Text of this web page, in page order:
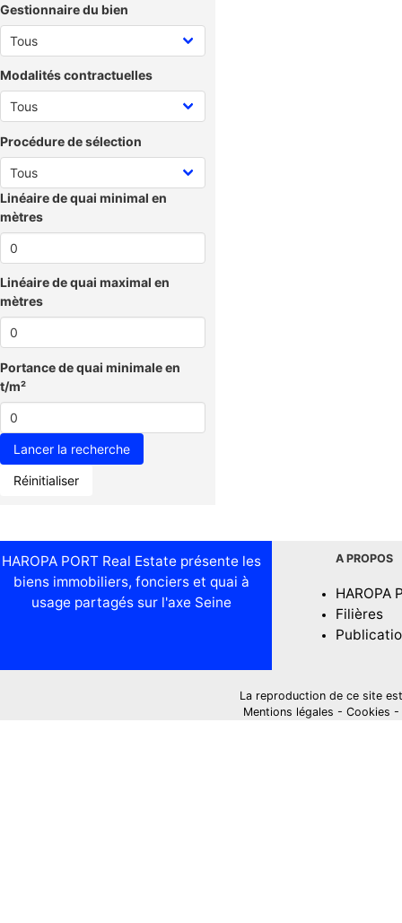
Gestionnaire du bien
Modalités contractuelles
Procédure de sélection
Linéaire de quai minimal en
mètres
Linéaire de quai maximal en
mètres
Portance de quai minimale en
t/m²
Réinitialiser
HAROPA PORT Real Estate présente les
biens immobiliers, fonciers et quai à
usage partagés sur l'axe Seine
A PROPOS
HAROPA
Filières
La reproduction de ce site
Mentions légales - Cookies -